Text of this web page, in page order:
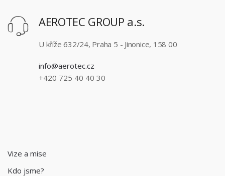
AEROTEC GROUP a.s.
U kříže 632/24, Praha 5 - Jinonice, 158 00
info@aerotec.cz
+420 725 40 40 30
Vize a mise
Kdo jsme?